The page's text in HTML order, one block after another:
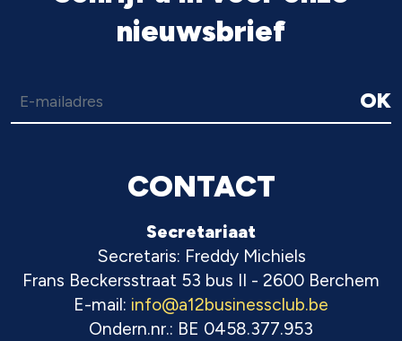
nieuwsbrief
OK
CONTACT
Secretariaat
Secretaris: Freddy Michiels
Frans Beckersstraat 53 bus II - 2600 Berchem
E-mail: info@a12businessclub.be
Ondern.nr.: BE 0458.377.953